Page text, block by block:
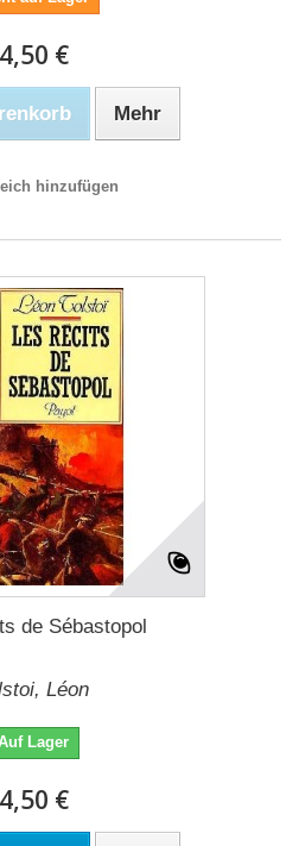
4,50 €
Mehr
hinzufügen
de Sébastopol
Léon
Lager
4,50 €